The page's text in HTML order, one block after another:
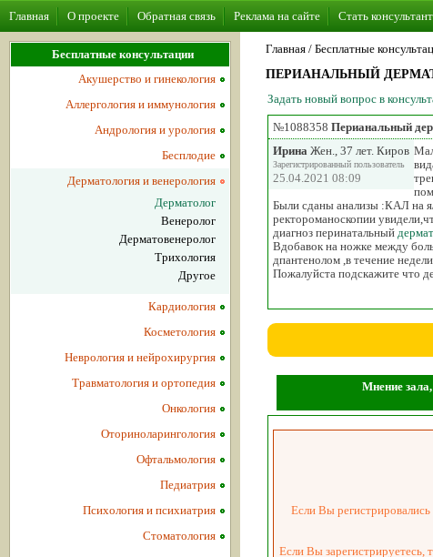
Главная О проекте Обратная связь Реклама на сайте Стать
Главная / Бесплатные
ПЕРИАНАЛЬНЫЙ
Задать новый вопрос в
№1088358 Перианальный
Ирина Жен., 37 лет. Киров
Зарегистрированный пользователь
25.04.2021 08:09
Были сданы анализы :КАЛ на
ректороманоскопии
диагноз перинатальный
Вдобавок на ножке между
дпантенолом ,в течение
Пожалуйста подскажите что
Мнение
Если Вы регистрировались
Если Вы зарегистрируетесь,
Бесплатные консультации
Акушерство и гинекология
Аллергология и иммунология
Андрология и урология
Бесплодие
Дерматология и венерология
Дерматолог
Венеролог
Дерматовенеролог
Трихология
Другое
Кардиология
Косметология
Неврология и нейрохирургия
Травматология и ортопедия
Онкология
Оториноларингология
Офтальмология
Педиатрия
Психология и психиатрия
Стоматология